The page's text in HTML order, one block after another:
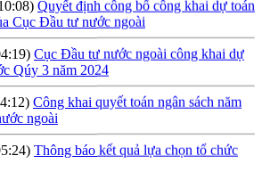
Cục Đầu tư nước ngoài
Cục Đầu tư nước ngoài công khai dự
Qúy 3 năm 2024
Công khai quyết toán ngân sách năm
ngoài
Thông báo kết quả lựa chọn tổ chức